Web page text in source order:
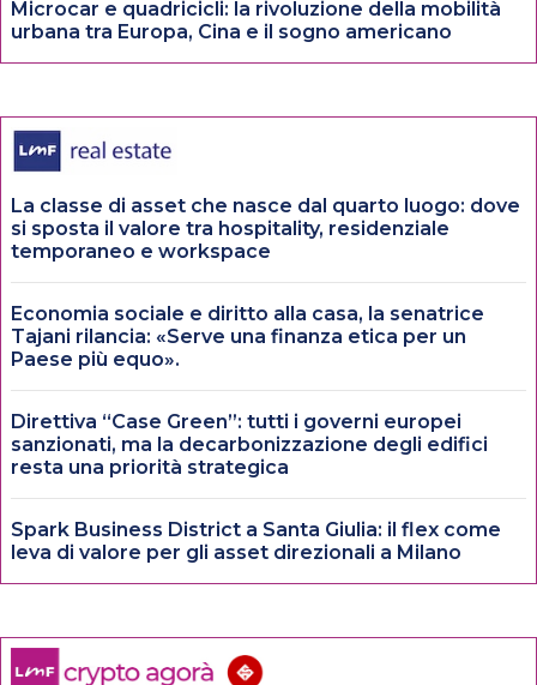
Microcar e quadricicli: la rivoluzione della mobilità
urbana tra Europa, Cina e il sogno americano
La classe di asset che nasce dal quarto luogo: dove
si sposta il valore tra hospitality, residenziale
temporaneo e workspace
Economia sociale e diritto alla casa, la senatrice
Tajani rilancia: «Serve una finanza etica per un
Paese più equo».
Direttiva “Case Green”: tutti i governi europei
sanzionati, ma la decarbonizzazione degli edifici
resta una priorità strategica
Spark Business District a Santa Giulia: il flex come
leva di valore per gli asset direzionali a Milano